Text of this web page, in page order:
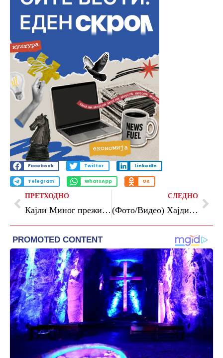
Facebook Twitter LinkedIn
Telegram WhatsApp OK
ПРЕТХОДНО
Кајли Миног преживеала уште еден рак: „Бев сенка на самата себе“
СЛЕДНО
(Фото/Видео) Хајди Клум шокираше со изданието: Сите мислат дека е бремена